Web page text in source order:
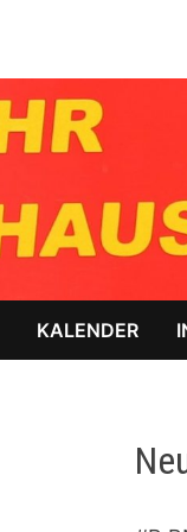
KALENDER